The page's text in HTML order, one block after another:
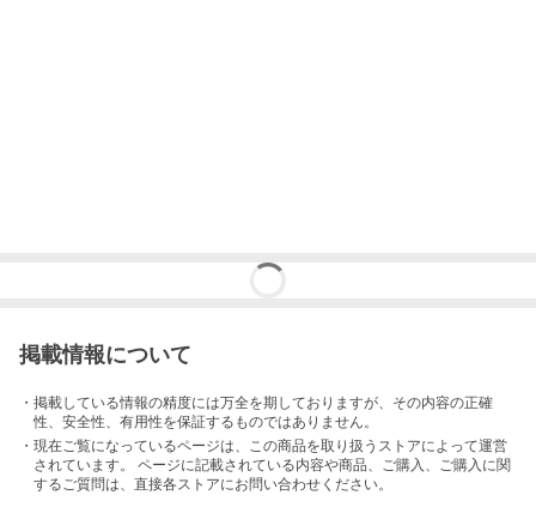
掲載情報について
・掲載している情報の精度には万全を期しておりますが、その内容の正確
性、安全性、有用性を保証するものではありません。
・現在ご覧になっているページは、この商品を取り扱うストアによって運営
されています。 ページに記載されている内容や商品、ご購入 、ご購入に関
するご質問は、直接各ストアにお問い合わせください。